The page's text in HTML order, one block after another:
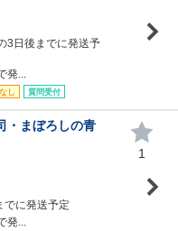
3日後までに発送予
発...
し 質問受付
・まぼろしの青
に発送予定
発...
1